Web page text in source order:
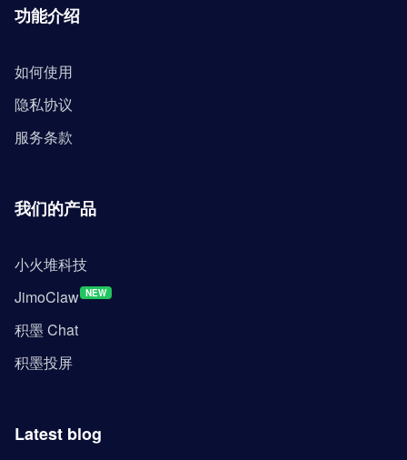
功能介绍
如何使用
隐私协议
服务条款
我们的产品
小火堆科技
JimoClaw NEW
积墨 Chat
积墨投屏
Latest blog